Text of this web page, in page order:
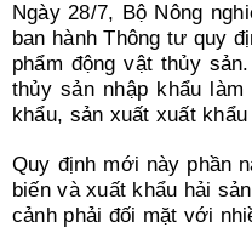
Ngày 28/7, Bộ Nông
ban hành Thông tư quy
phẩm động vật thủy
thủy sản nhập khẩu
khẩu, sản xuất xuất
Quy định mới này phần
biến và xuất khẩu hải
cảnh phải đối mặt với